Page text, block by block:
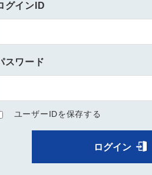
グインID
スワード
ユーザーIDを保存する
ログイン